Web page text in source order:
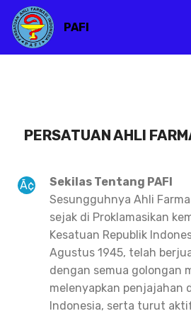
PAFI
PERSATUAN AHLI
Sekilas Tentang PAFI
Sesungguhnya Ahli
sejak di Proklamasikan
Kesatuan Republik
Agustus 1945, telah
dengan semua golongan
melenyapkan penjajahan
Indonesia, serta turut